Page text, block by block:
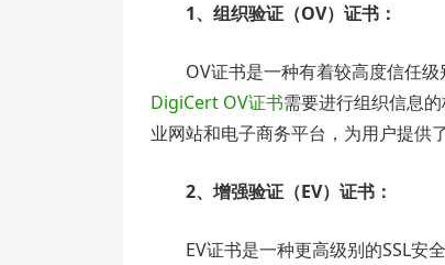
1、组织验证（OV）证书：
OV证书是一种有着较高度信任级
DigiCert OV证书需要进行组织信息
业网站和电子商务平台，为用户提供
2、增强验证（EV）证书：
EV证书是一种更高级别的SSL安